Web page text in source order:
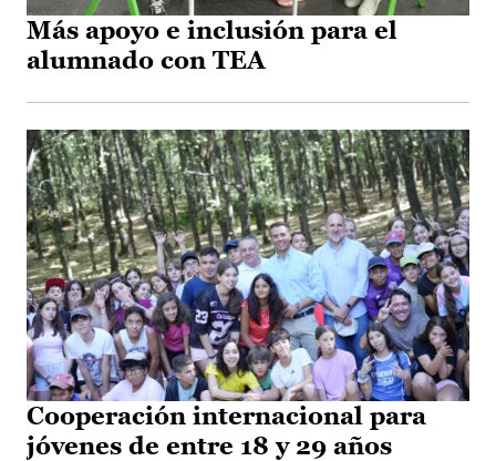
Más apoyo e inclusión para el
alumnado con TEA
Cooperación internacional para
jóvenes de entre 18 y 29 años